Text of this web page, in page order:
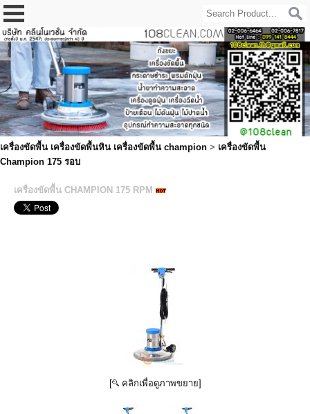
เครื่องขัดพื้น เครื่องขัดพื้นหิน เครื่องขัดพื้น champion > เครื่องขัดพื้น
Champion 175 รอบ
เครื่องขัดพื้น CHAMPION 175 RPM
[ คลิกเพื่อดูภาพขยาย]